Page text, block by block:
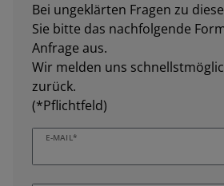
Bei ungeklärten Fragen zu
Sie bitte das nachfolgende
Anfrage aus.
Wir melden uns
zurück.
(*Pflichtfeld)
E-MAIL*